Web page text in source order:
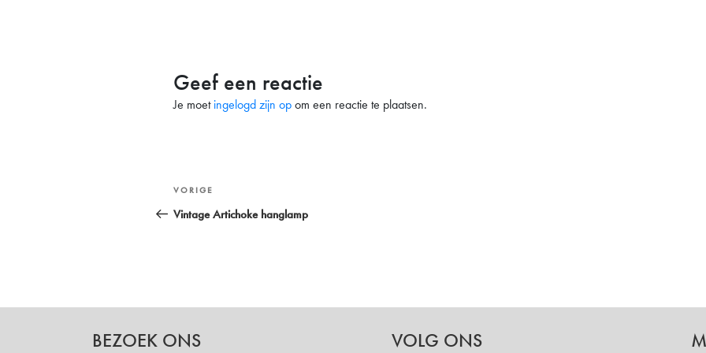
Geef een reactie
Je moetingelogd zijn opom een reactie te plaatsen.
Bericht
navigatie
Vorig
bericht
VORIGE
Vintage Artichoke hanglamp
BEZOEK ONS VOLG ONS